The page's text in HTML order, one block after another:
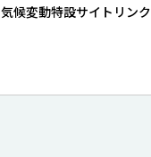
気候変動特設サイトリンク